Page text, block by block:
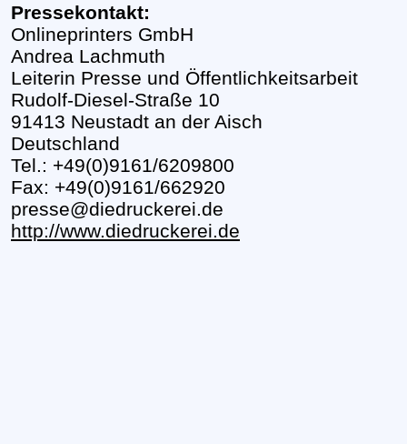
Pressekontakt:
Onlineprinters GmbH
Andrea Lachmuth
Leiterin Presse und Öffentlichkeitsarbeit
Rudolf-Diesel-Straße 10
91413 Neustadt an der Aisch
Deutschland
Tel.: +49(0)9161/6209800
Fax: +49(0)9161/662920
presse@diedruckerei.de
http://www.diedruckerei.de